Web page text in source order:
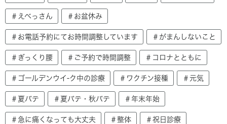
＃えべっさん ＃お盆休み
＃お電話予約にてお時間調整しています ＃がまんしないこと
＃ぎっくり腰 ＃ご予約で時間調整 ＃コロナとともに
＃ゴールデンウイ-ク中の診療 ＃ワクチン接種 ＃元気
＃夏バテ ＃夏バテ・秋バテ ＃年末年始
＃急に痛くなっても大丈夫 ＃整体 ＃祝日診療